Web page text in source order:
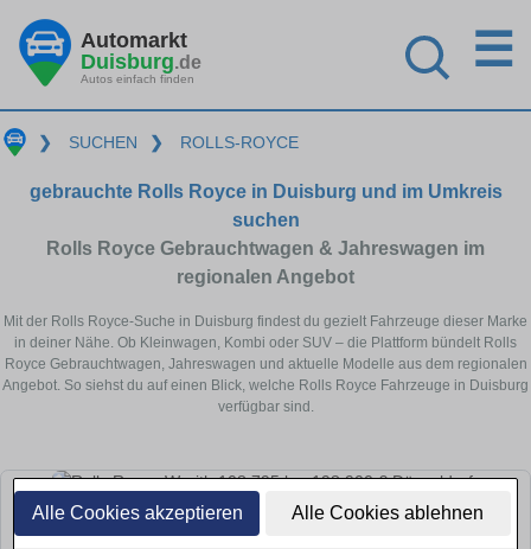
Alle Cookies akzeptieren Alle Cookies ablehnen
Automarkt
Duisburg.de
Autos einfach finden
☰
❯ SUCHEN ❯ ROLLS-ROYCE
gebrauchte Rolls Royce in Duisburg und im Umkreis
suchen
Rolls Royce Gebrauchtwagen & Jahreswagen im
regionalen Angebot
Mit der Rolls Royce-Suche in Duisburg findest du gezielt Fahrzeuge dieser Marke
in deiner Nähe. Ob Kleinwagen, Kombi oder SUV – die Plattform bündelt Rolls
Royce Gebrauchtwagen, Jahreswagen und aktuelle Modelle aus dem regionalen
Angebot. So siehst du auf einen Blick, welche Rolls Royce Fahrzeuge in Duisburg
verfügbar sind.